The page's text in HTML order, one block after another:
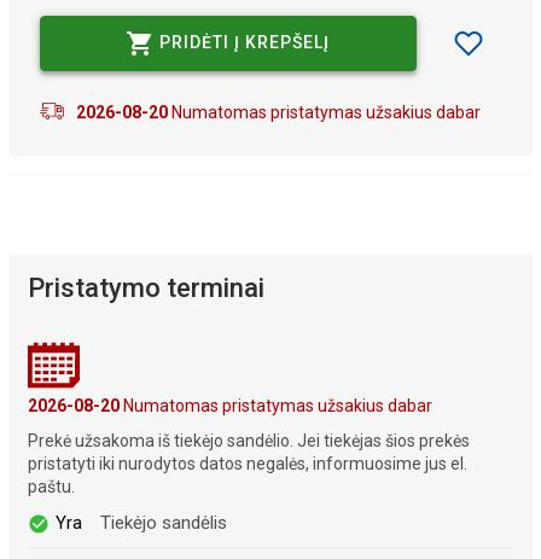
PRIDĖTI Į KREPŠELĮ
2026-08-20Numatomas pristatymas užsakius dabar
Pristatymo terminai
2026-08-20Numatomas pristatymas užsakius dabar
Prekė užsakoma iš tiekėjo sandėlio. Jei tiekėjas šios prekės
pristatyti iki nurodytos datos negalės, informuosime jus el.
paštu.
Yra Tiekėjo sandėlis